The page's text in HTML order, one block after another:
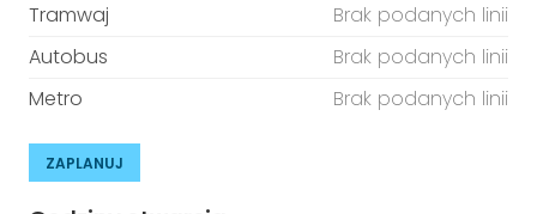
Tramwaj
Brak podanych linii
Autobus
Brak podanych linii
Metro
Brak podanych linii
ZAPLANUJ